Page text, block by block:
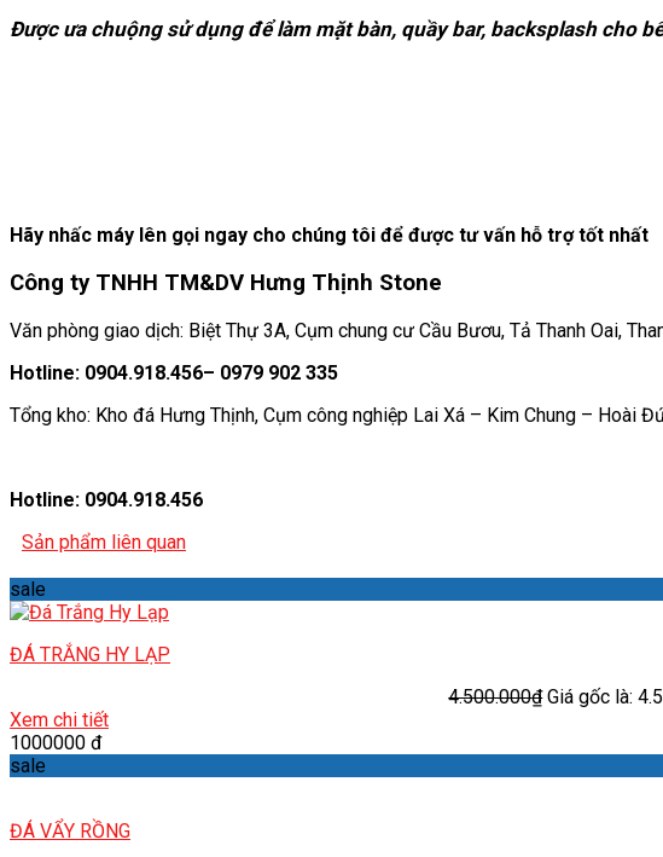
Được ưa chuộng sử dụng để làm mặt bàn, quầy bar, backsplash cho
Hãy nhấc máy lên gọi ngay cho chúng tôi để được tư vấn hỗ trợ tốt nhất
Công ty TNHH TM&DV Hưng Thịnh Stone
Văn phòng giao dịch: Biệt Thự 3A, Cụm chung cư Cầu Bươu, Tả Thanh Oai,
Hotline: 0904.918.456– 0979 902 335
Tổng kho: Kho đá Hưng Thịnh, Cụm công nghiệp Lai Xá – Kim Chung – Hoài
Hotline: 0904.918.456
Sản phẩm liên quan
sale
ĐÁ TRẮNG HY LẠP
4.500.000₫ Giá gốc là:
Xem chi tiết
1000000 đ
sale
ĐÁ VẨY RỒNG